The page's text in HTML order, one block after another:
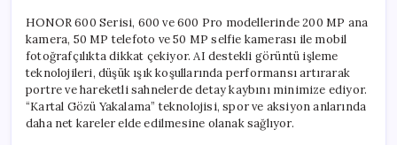
HONOR 600 Serisi, 600 ve 600 Pro modellerinde 200 MP ana
kamera, 50 MP telefoto ve 50 MP selfie kamerası ile mobil
fotoğrafçılıkta dikkat çekiyor. AI destekli görüntü işleme
teknolojileri, düşük ışık koşullarında performansı artırarak
portre ve hareketli sahnelerde detay kaybını minimize ediyor.
“Kartal Gözü Yakalama” teknolojisi, spor ve aksiyon anlarında
daha net kareler elde edilmesine olanak sağlıyor.